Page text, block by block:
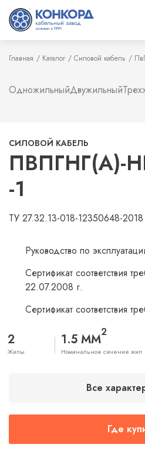
Главная Каталог Силовой кабель
ОдножильныйДвужильный
СИЛОВОЙ КАБЕЛЬ
ПВПГНГ(А)-
-1
ТУ 27.32.13-018-12350648-2018
Руководство по
Сертификат соответствия
22.07.2008 г.
Сертификат соответствия
2
Жилы
1.5 ММ2
Номинальное сечение жил
Все
Где